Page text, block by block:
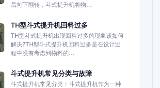
后向下翻转，斗式提升机将物...
TH型斗式提升机回料过多
TH型斗式提升机出现回料过多的现象该如何
解决?TH型斗式提升机回料过多是在设计过
程中没有考虑到物料的...
斗式提升机常见分类与故障
斗式提升机常见分类：斗式提升机作为一种